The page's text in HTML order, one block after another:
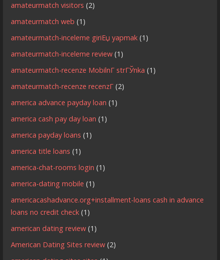
amateurmatch visitors (2)
amateurmatch web (1)
amateurmatch-inceleme giriЕџ yapmak (1)
amateurmatch-inceleme review (1)
amateurmatch-recenze MobilnГ­ strГЎnka (1)
amateurmatch-recenze recenzГ­ (2)
america advance payday loan (1)
america cash pay day loan (1)
america payday loans (1)
america title loans (1)
america-chat-rooms login (1)
america-dating mobile (1)
americacashadvance.org+installment-loans cash in advance
loans no credit check (1)
american dating review (1)
American Dating Sites review (2)